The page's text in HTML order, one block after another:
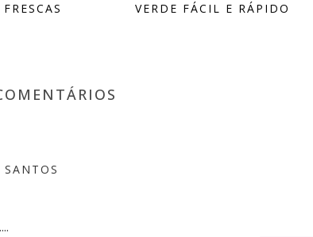
VERDE FÁCIL E RÁPIDO